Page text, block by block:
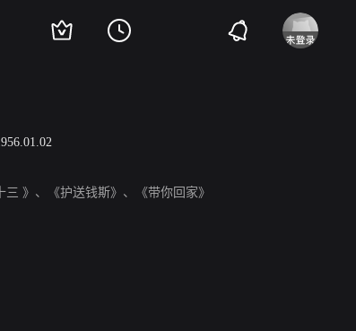
》、《护送钱斯》、《带你回家》